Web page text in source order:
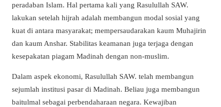
peradaban Islam. Hal pertama kali yang Rasulullah SAW.
lakukan setelah hijrah adalah membangun modal sosial yang
kuat di antara masyarakat; mempersaudarakan kaum Muhajirin
dan kaum Anshar. Stabilitas keamanan juga terjaga dengan
kesepakatan piagam Madinah dengan non-muslim.
Dalam aspek ekonomi, Rasulullah SAW. telah membangun
sejumlah institusi pasar di Madinah. Beliau juga membangun
baitulmal sebagai perbendaharaan negara. Kewajiban